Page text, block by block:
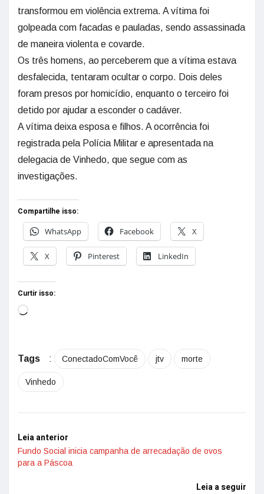
transformou em violência extrema. A vítima foi
golpeada com facadas e pauladas, sendo assassinada
de maneira violenta e covarde.
Os três homens, ao perceberem que a vítima estava
desfalecida, tentaram ocultar o corpo. Dois deles
foram presos por homicídio, enquanto o terceiro foi
detido por ajudar a esconder o cadáver.
A vítima deixa esposa e filhos. A ocorrência foi
registrada pela Polícia Militar e apresentada na
delegacia de Vinhedo, que segue com as
investigações.
Compartilhe isso:
WhatsApp
Facebook X
X Pinterest LinkedIn
Curtir isso:
Tags : ConectadoComVocê jtv morte
Vinhedo
Leia anterior
Fundo Social inicia campanha de arrecadação de ovos
para a Páscoa
Leia a seguir